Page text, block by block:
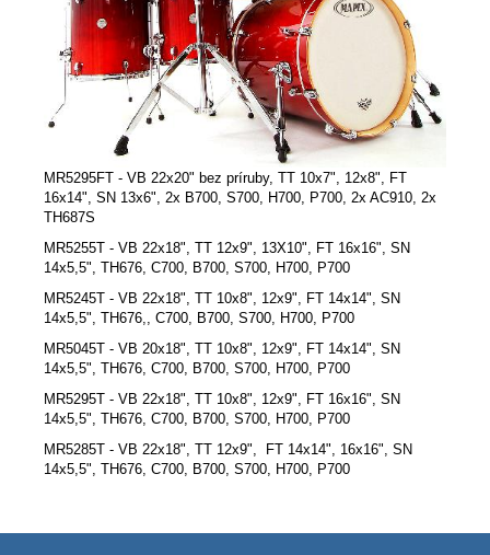
MR5295FT - VB 22x20" bez príruby, TT 10x7", 12x8", FT
16x14", SN 13x6", 2x B700, S700, H700, P700, 2x AC910, 2x
TH687S
MR5255T - VB 22x18", TT 12x9", 13X10", FT 16x16", SN
14x5,5", TH676, C700, B700, S700, H700, P700
MR5245T - VB 22x18", TT 10x8", 12x9", FT 14x14", SN
14x5,5", TH676,, C700, B700, S700, H700, P700
MR5045T - VB 20x18", TT 10x8", 12x9", FT 14x14", SN
14x5,5", TH676, C700, B700, S700, H700, P700
MR5295T - VB 22x18", TT 10x8", 12x9", FT 16x16", SN
14x5,5", TH676, C700, B700, S700, H700, P700
MR5285T - VB 22x18", TT 12x9", FT 14x14", 16x16", SN
14x5,5", TH676, C700, B700, S700, H700, P700